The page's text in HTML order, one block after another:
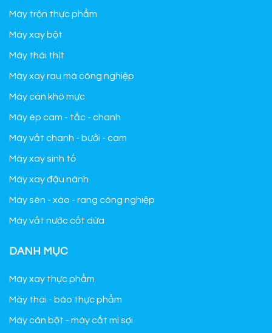
Máy trộn thực phẩm
Máy xay bột
Máy thái thịt
Máy xay rau má công nghiệp
Máy cán khô mực
Máy ép cam - tắc - chanh
Máy vắt chanh - bưởi - cam
Máy xay sinh tố
Máy xay đậu nành
Máy sên - xào - rang công nghiệp
Máy vắt nước cốt dừa
DANH MỤC
Máy xay thực phẩm
Máy thái - bào thực phẩm
Máy cán bột - máy cắt mì sợi